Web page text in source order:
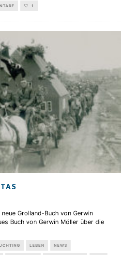
1
Grolland-Buch von Gerwin
Buch von Gerwin Möller über die
LEBEN NEWS